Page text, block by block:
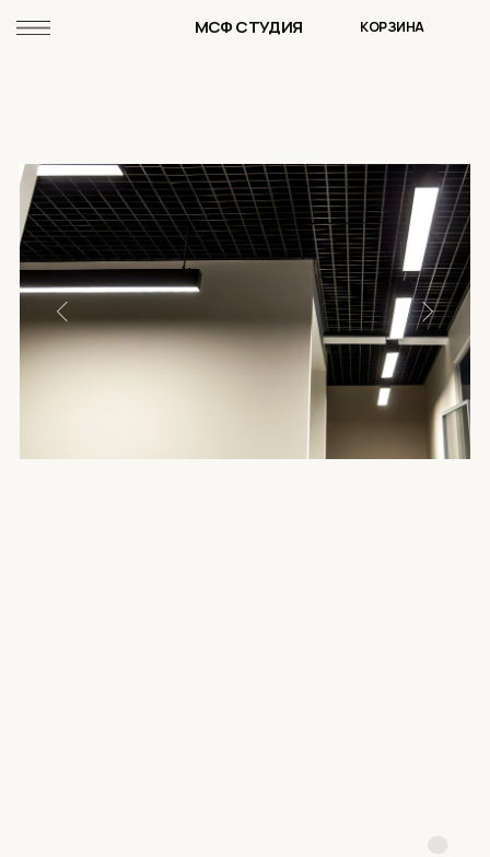
МСФ СТУДИЯ КОРЗИНА